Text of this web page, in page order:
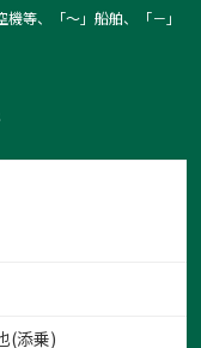
等、「〜」船舶、「－」
(添乗)